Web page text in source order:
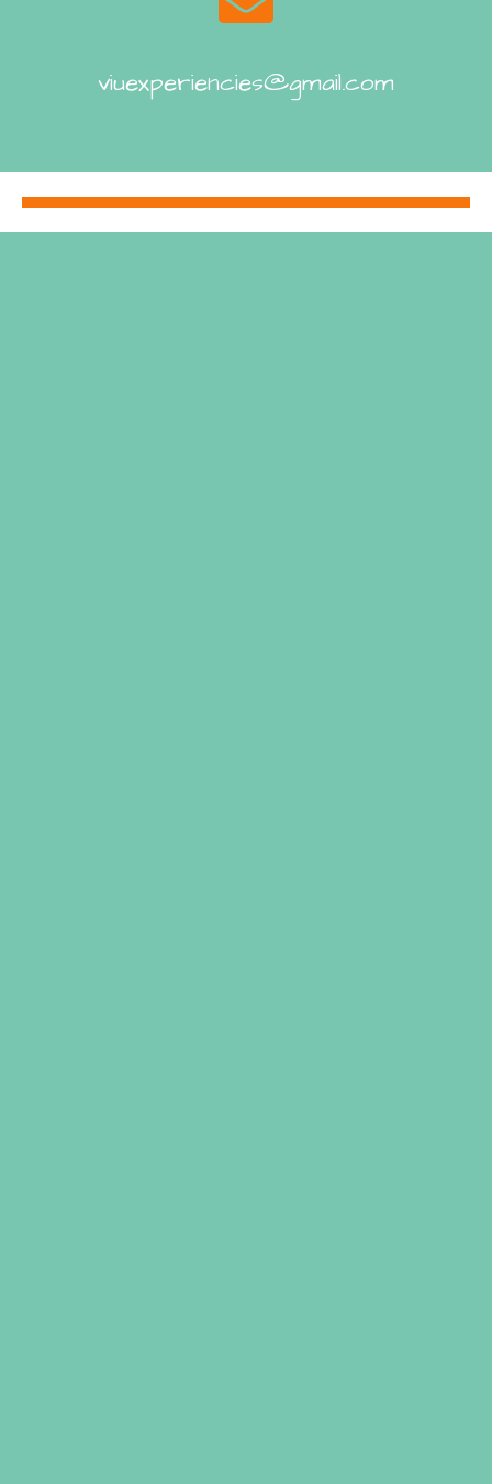
viuexperiencies@gmail.com